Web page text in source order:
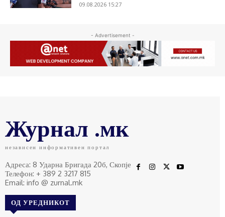
09.08.2026 15:27
- Advertisement -
Журнал .мк
независен информативен портал
Адреса: 8 Ударна Бригада 20б, Скопје
Телефон: + 389 2 3217 815
Email: info @ zurnal.mk
ОД УРЕДНИКОТ